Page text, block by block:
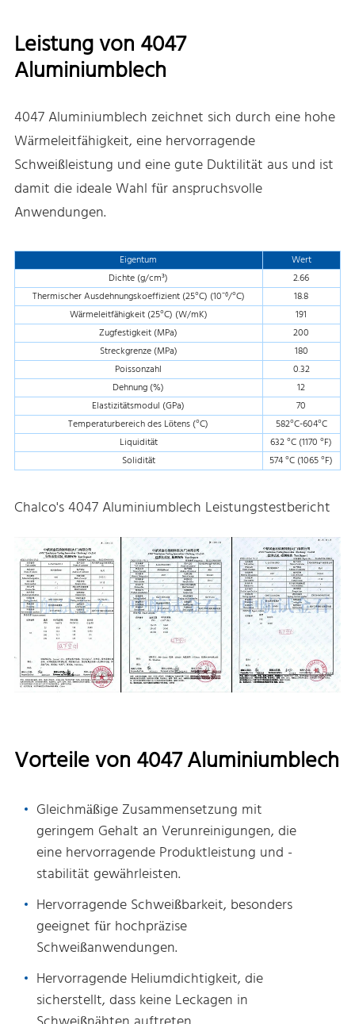
Leistung von 4047
Aluminiumblech
4047 Aluminiumblech zeichnet sich durch eine hohe
Wärmeleitfähigkeit, eine hervorragende
Schweißleistung und eine gute Duktilität aus und ist
damit die ideale Wahl für anspruchsvolle
Anwendungen.
Eigentum
Wert
Dichte (g/cm³)
2.66
Thermischer Ausdehnungskoeffizient (25°C) (10⁻⁶/°C)
18.8
Wärmeleitfähigkeit (25°C) (W/mK)
191
Zugfestigkeit (MPa)
200
Streckgrenze (MPa)
180
Poissonzahl
0.32
Dehnung (%)
12
Elastizitätsmodul (GPa)
70
Temperaturbereich des Lötens (°C)
582°C-604°C
Liquidität
632 °C (1170 °F)
Solidität
574 °C (1065 °F)
Chalco's 4047 Aluminiumblech Leistungstestbericht
Vorteile von 4047 Aluminiumblech
Gleichmäßige Zusammensetzung mit
geringem Gehalt an Verunreinigungen, die
eine hervorragende Produktleistung und -
stabilität gewährleisten.
Hervorragende Schweißbarkeit, besonders
geeignet für hochpräzise
Schweißanwendungen.
Hervorragende Heliumdichtigkeit, die
sicherstellt, dass keine Leckagen in